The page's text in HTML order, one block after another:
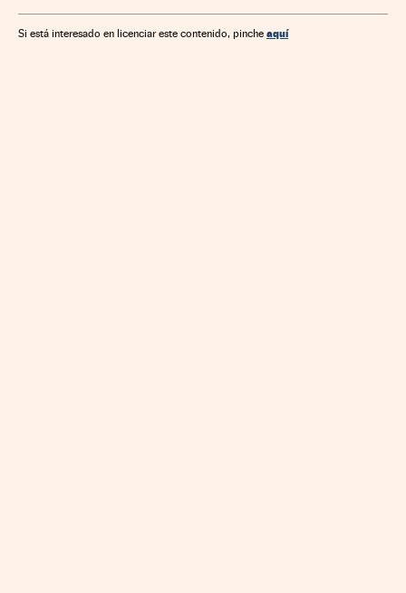
Si está interesado en licenciar este contenido, pinche aquí